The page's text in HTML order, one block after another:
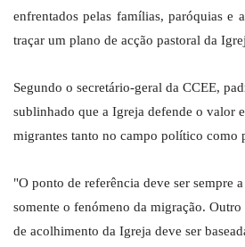
enfrentados pelas famílias, paróquias e
traçar um plano de acção pastoral da
Segundo o secretário-geral da CCEE,
sublinhado que a Igreja defende o valor
migrantes tanto no campo político como
"O ponto de referência deve ser sempre
somente o fenómeno da migração. Outro
de acolhimento da Igreja deve ser